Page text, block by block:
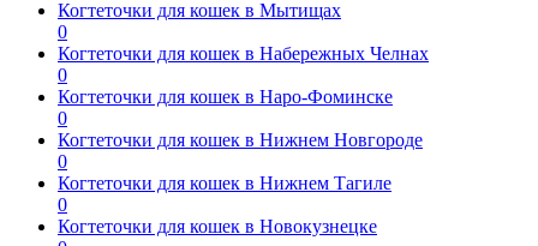
Когтеточки для кошек в Мытищах
0
Когтеточки для кошек в Набережных Челнах
0
Когтеточки для кошек в Наро-Фоминске
0
Когтеточки для кошек в Нижнем Новгороде
0
Когтеточки для кошек в Нижнем Тагиле
0
Когтеточки для кошек в Новокузнецке